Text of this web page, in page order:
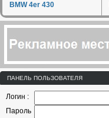
BMW 4er 430
ПАНЕЛЬ ПОЛЬЗОВАТЕЛЯ
Логин :
Пароль